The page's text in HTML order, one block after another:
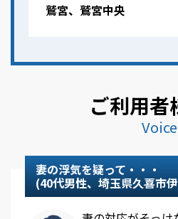
鷲宮、鷲宮中央
ご利用者
Voice
妻の浮気を疑って・・・
(40代男性、埼玉県久喜市